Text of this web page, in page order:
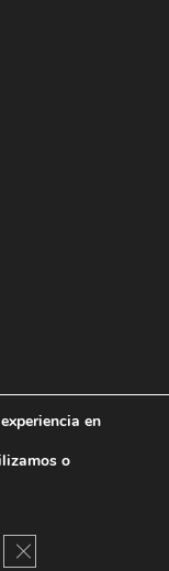
en
o
Cerrar el banner de